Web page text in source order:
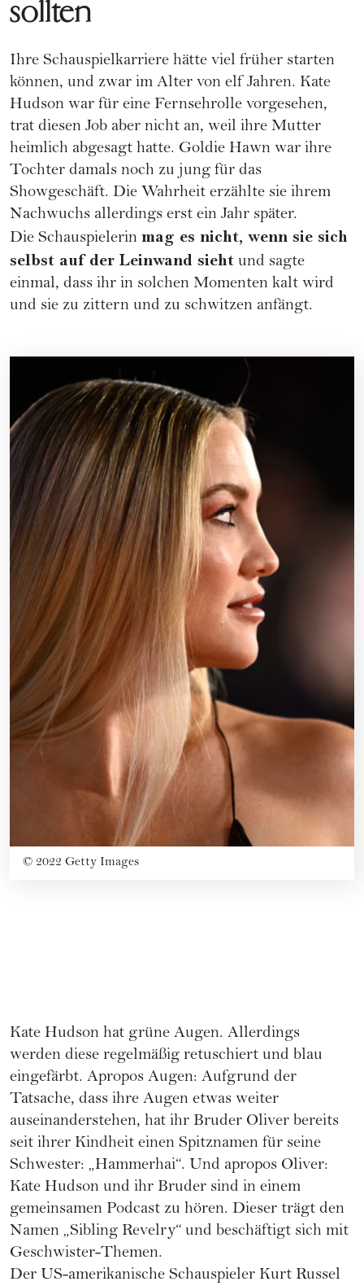
sollten
Ihre Schauspielkarriere hätte viel früher starten
können, und zwar im Alter von elf Jahren. Kate
Hudson war für eine Fernsehrolle vorgesehen,
trat diesen Job aber nicht an, weil ihre Mutter
heimlich abgesagt hatte. Goldie Hawn war ihre
Tochter damals noch zu jung für das
Showgeschäft. Die Wahrheit erzählte sie ihrem
Nachwuchs allerdings erst ein Jahr später.
Die Schauspielerin mag es nicht, wenn sie sich
selbst auf der Leinwand sieht und sagte
einmal, dass ihr in solchen Momenten kalt wird
und sie zu zittern und zu schwitzen anfängt.
© 2022 Getty Images
Kate Hudson hat grüne Augen. Allerdings
werden diese regelmäßig retuschiert und blau
eingefärbt. Apropos Augen: Aufgrund der
Tatsache, dass ihre Augen etwas weiter
auseinanderstehen, hat ihr Bruder Oliver bereits
seit ihrer Kindheit einen Spitznamen für seine
Schwester: „Hammerhai“. Und apropos Oliver:
Kate Hudson und ihr Bruder sind in einem
gemeinsamen Podcast zu hören. Dieser trägt den
Namen „Sibling Revelry“ und beschäftigt sich mit
Geschwister-Themen.
Der US-amerikanische Schauspieler Kurt Russel